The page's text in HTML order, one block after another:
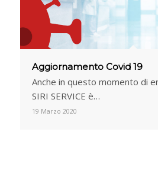
Aggiornamento Covid 19
Anche in questo momento di
SIRI SERVICE è…
19 Marzo 2020